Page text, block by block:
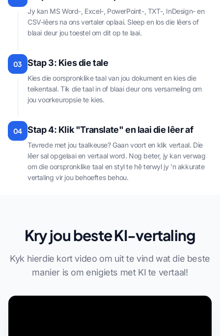
Jy kan MS Word-, Excel-, PowerPoint-, TXT-, InDesign- en
CSV-lêers na ons vertaler oplaai. Sleep en los die lêers of
blaai deur jou toestel om dit op te laai.
03 Stap 3: Kies die tale
Kies die oorspronklike taal van jou dokument en kies die
teikentaal. Tik die taal in of blaai deur ons versameling om
jou voorkeuropsie te kies.
04 Stap 4: Klik "Translate" en laai die lêer af
Tevrede met jou taalkeuse? Gaan voort en klik vertaal. Die
lêer sal opgelaai en vertaal word. Nog beter, jy kan verwag
om die oorspronklike taal en styl te hê terwyl jy 'n akkurate
vertaling vir jou behoeftes behou.
Kry jou beste KI-vertaling
Kyk hierdie kort video om uit te vind wat die beste
manier is om enigiets met KI te vertaal!